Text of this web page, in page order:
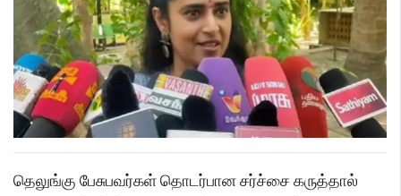
தெலுங்கு பேசுபவர்கள் தொடர்பான சர்ச்சை கருத்தால்